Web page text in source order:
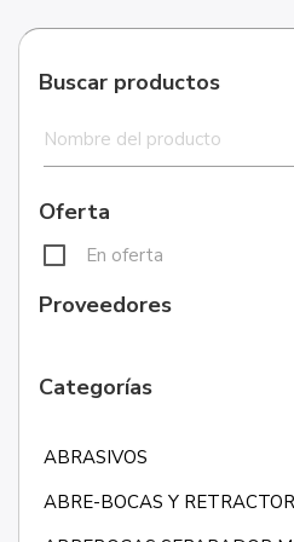
Buscar productos
Oferta
En oferta
Proveedores
Categorías
ABRASIVOS
ABRE-BOCAS Y